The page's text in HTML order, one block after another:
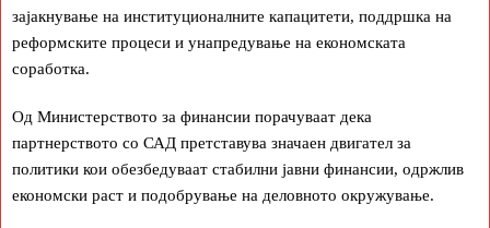
зајакнување на институционалните капацитети, поддршка на
реформските процеси и унапредување на економската
соработка.
Од Министерството за финансии порачуваат дека
партнерството со САД претставува значаен двигател за
политики кои обезбедуваат стабилни јавни финансии, одржлив
економски раст и подобрување на деловното окружување.